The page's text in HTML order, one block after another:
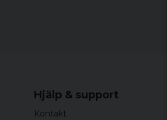
Hjälp & support
Kontakt